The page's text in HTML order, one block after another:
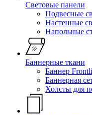
Световые панели
Подвесные
Настенные
Напольные
Баннерные ткани
Баннер
Баннерная
Холсты для